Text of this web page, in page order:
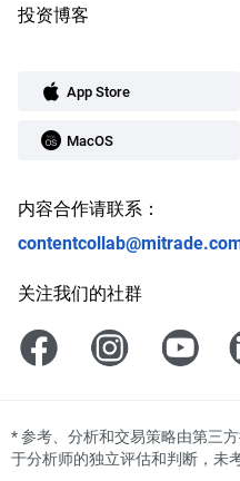
投资博客
App Store
MacOS
内容合作请联系：
关注我们的社群
*参考、分析和交易策略由第三
于分析师的独立评估和判断，未